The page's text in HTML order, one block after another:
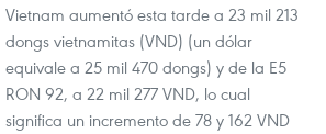
Vietnam aumentó esta tarde a 23 mil 213
dongs vietnamitas (VND) (un dólar
equivale a 25 mil 470 dongs) y de la E5
RON 92, a 22 mil 277 VND, lo cual
significa un incremento de 78 y 162 VND